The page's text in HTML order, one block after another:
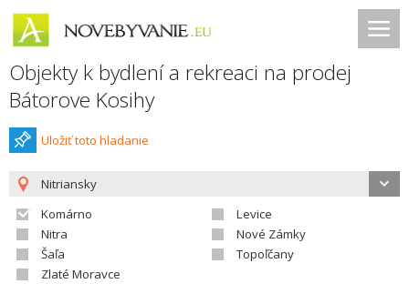
Objekty k bydlení a rekreaci na prodej
Bátorove Kosihy
Uložiť toto hladanie
Nitriansky
Komárno
Levice
Nitra
Nové Zámky
Šaľa
Topoľčany
Zlaté Moravce